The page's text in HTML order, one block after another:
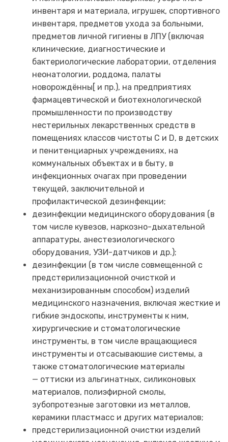
инвентаря и материала, игрушек, спортивного
инвентаря, предметов ухода за больными,
предметов личной гигиены в ЛПУ (включая
клинические, диагностические и
бактериологические лаборатории, отделения
неонатологии, роддома, палаты
новорождённы[ и пр.), на предприятиях
фармацевтической и биотехнологической
промышленности по производству
нестерильных лекарственных средств в
помещениях классов чистоты C и D, в детских
и пенитенциарных учреждениях, на
коммунальных объектах и в быту, в
инфекционных очагах при проведении
текущей, заключительной и
профилактической дезинфекции;
дезинфекции медицинского оборудования (в
том числе кувезов, наркозно-дыхательной
аппаратуры, анестезиологического
оборудования, УЗИ-датчиков и др.);
дезинфекции (в том числе совмещенной с
предстерилизационной очисткой и
механизированным способом) изделий
медицинского назначения, включая жесткие и
гибкие эндоскопы, инструменты к ним,
хирургические и стоматологические
инструменты, в том числе вращающиеся
инструменты и отсасываюшие системы, а
также стоматологические материалы
— оттиски из альгинатных, силиконовых
материалов, полиэфирной смолы,
зубопротезные заготовки из металлов,
керамики пластмасс и других материалов;
предстерилизационной очистки изделий